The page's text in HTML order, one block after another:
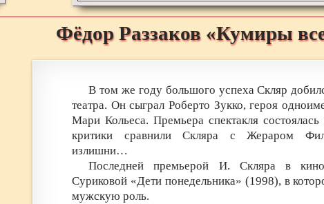
Фёдор Раззаков «Кумиры
В том же году большого успеха Скляр
театра. Он сыграл Роберто Зукко, героя
Мари Кольеса. Премьера спектакля
критики сравнили Скляра с Жераром
излишни…
Последней премьерой И. Скляра в
Суриковой «Дети понедельника» (1998), в
мужскую роль.